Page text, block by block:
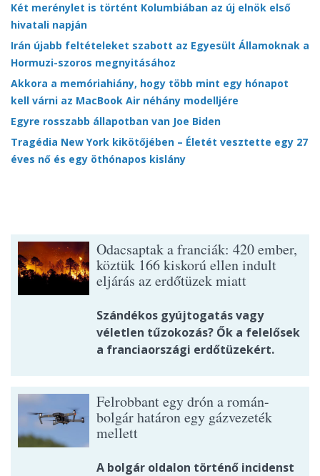
Két merénylet is történt Kolumbiában az új elnök első
hivatali napján
Irán újabb feltételeket szabott az Egyesült Államoknak a
Hormuzi-szoros megnyitásához
Akkora a memóriahiány, hogy több mint egy hónapot
kell várni az MacBook Air néhány modelljére
Egyre rosszabb állapotban van Joe Biden
Tragédia New York kikötőjében – Életét vesztette egy 27
éves nő és egy öthónapos kislány
Odacsaptak a franciák: 420 ember,
köztük 166 kiskorú ellen indult
eljárás az erdőtüzek miatt
Szándékos gyújtogatás vagy
véletlen tűzokozás? Ők a felelősek
a franciaországi erdőtüzekért.
Felrobbant egy drón a román-
bolgár határon egy gázvezeték
mellett
A bolgár oldalon történő incidenst